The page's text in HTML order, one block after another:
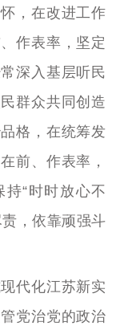
，在改进工作
作表率，坚定
深入基层听民
群众共同创造
格，在统筹发
前、作表率，
持“时时放心不
，依靠顽强斗
代化江苏新实
党治党的政治